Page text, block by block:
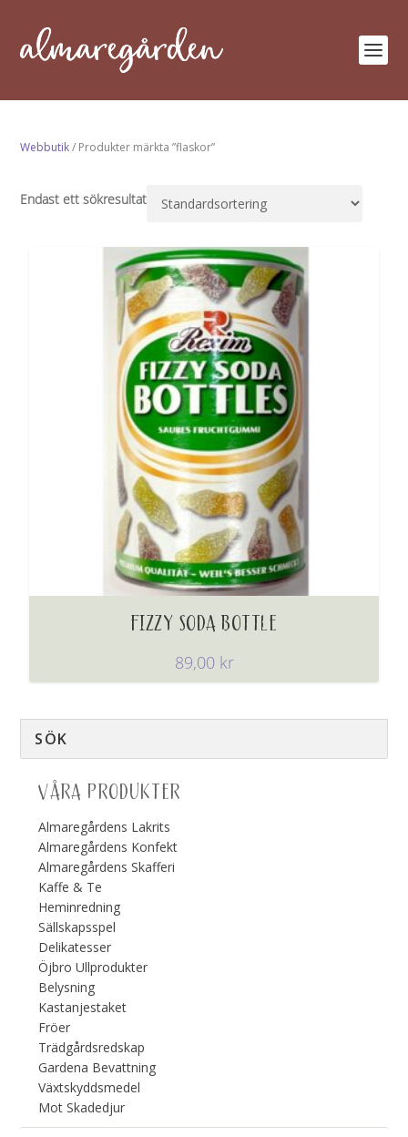
Webbutik/ Produkter märkta ”flaskor”
Endast ett sökresultat
FIZZY SODA BOTTLE
89,00 kr
VÅRA PRODUKTER
Almaregårdens Lakrits
Almaregårdens Konfekt
Almaregårdens Skafferi
Kaffe & Te
Heminredning
Sällskapsspel
Delikatesser
Öjbro Ullprodukter
Belysning
Kastanjestaket
Fröer
Trädgårdsredskap
Gardena Bevattning
Växtskyddsmedel
Mot Skadedjur